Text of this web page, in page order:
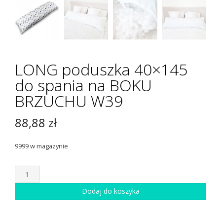
LONG poduszka 40×145
do spania na BOKU
BRZUCHU W39
88,88 zł
9999 w magazynie
ilość
LONG
40x145
Dodaj do koszyka